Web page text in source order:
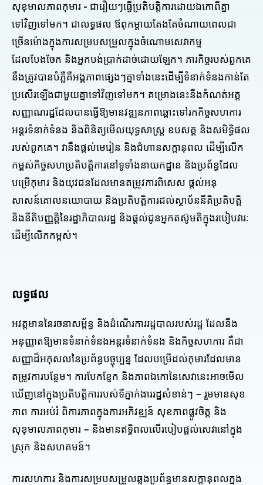
សុខុមាលភាពកុមារ - ជារឿយៗធ្វើប្រតិបត្តិការដោយឯកោពីគ្នា
ទៅវិញទៅមក។ ជាលទ្ធផល ឪពុកម្តាយតែងតែចំណាយពេលជា
ច្រើនម៉ោងក្នុងការសម្របសម្រួលក្នុងចំណោមសេវាកម្ម
ដែលបែងចែក និងអ្នកបង់ប្រាក់ដាច់ដោយឡែក។ ភារកិច្ចរបស់ពួកគេ
នឹងត្រូវបានបំភ្លឺគឺអង្គភាពផ្សេងៗគ្នាទាំងនេះដើម្បីទំនាក់ទំនងកាន់តែ
ប្រសើរឡើងជាមួយគ្នាទៅវិញទៅមក។ គម្រោងនេះនឹងកំណត់អត្ត
សញ្ញាណរដ្ឋដែលបានធ្វើឱ្យមានវឌ្ឍនភាពឆ្ពោះទៅរកកិច្ចសហការ
អន្តរទំនាក់ទំនង និងពិនិត្យមើលយុទ្ធសាស្ត្រ ឧបសគ្គ និងសមិទ្ធិផល
របស់ពួកគេ។ វានឹងផ្តល់មេរៀន និងជំហានសក្តានុពល ដើម្បីលើក
កម្ពស់កិច្ចសហប្រតិបត្តិការនៅទូទាំងនាយកដ្ឋាន និងប្រព័ន្ធដែល
បម្រើកុមារ និងយុវជនដែលមានតម្រូវការពិសេស ផ្តល់អនុ
សាសន៍គោលនយោបាយ និងប្រតិបត្តិការដល់ស្ថាប័ននីតិប្រតិបត្តិ
និងនីតិបញ្ញត្តិនៃរដ្ឋាភិបាលរដ្ឋ និងផ្តល់ជូនអ្នកតស៊ូមតិក្នុងរបៀបវារៈ
ដើម្បីលើកកម្ពស់។
លទ្ធផល
អវត្ដមាននៃរចនាសម្ព័ន្ធ និងដំណើរការរដ្ឋបាលរបស់រដ្ឋ ដែលនឹង
អនុញ្ញាតឱ្យមានទំនាក់ទំនងអន្តរទំនាក់ទំនង និងកិច្ចសហការ គឺជា
សញ្ញាដ៏អកុសលនៃប្រព័ន្ធបច្ចុប្បន្ន ដែលបម្រើដល់កុមារដែលមាន
តម្រូវការបន្ថែម។ ការបែកខ្ញែក និងភាពឯកោនៃសេវានេះអាចមើល
ឃើញនៅក្នុងប្រតិបត្តិការរបស់ទីភ្នាក់ងាររដ្ឋសំខាន់ៗ – រួមមានសុខ
ភាព ការអប់រំ ពិការភាពក្នុងការអភិវឌ្ឍន៍ សុខភាពផ្លូវចិត្ត និង
សុខុមាលភាពកុមារ – និងមានឥទ្ធិពលលើរបៀបផ្តល់សេវានៅក្នុង
ស្រុក និងសហគមន៍។
ការសហការ និងការសម្របសម្រួលឆ្លងប្រព័ន្ធមានសក្តានុពលក្នុង